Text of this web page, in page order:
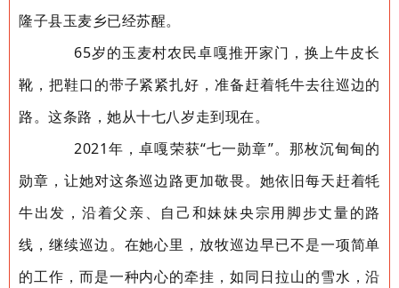
隆子县玉麦乡已经苏醒。
65岁的玉麦村农民卓嘎推开家门，换上牛皮长
靴，把鞋口的带子紧紧扎好，准备赶着牦牛去往巡边的
路。这条路，她从十七八岁走到现在。
2021年，卓嘎荣获“七一勋章”。那枚沉甸甸的
勋章，让她对这条巡边路更加敬畏。她依旧每天赶着牦
牛出发，沿着父亲、自己和妹妹央宗用脚步丈量的路
线，继续巡边。在她心里，放牧巡边早已不是一项简单
的工作，而是一种内心的牵挂，如同日拉山的雪水，沿